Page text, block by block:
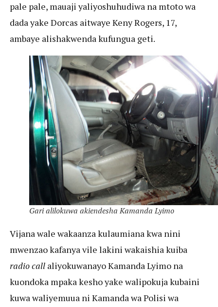
pale pale, mauaji yaliyoshuhudiwa na mtoto wa
dada yake Dorcas aitwaye Keny Rogers, 17,
ambaye alishakwenda kufungua geti.
Gari alilokuwa akiendesha Kamanda Lyimo
Vijana wale wakaanza kulaumiana kwa nini
mwenzao kafanya vile lakini wakaishia kuiba
radio call aliyokuwanayo Kamanda Lyimo na
kuondoka mpaka kesho yake walipokuja kubaini
kuwa waliyemuua ni Kamanda wa Polisi wa